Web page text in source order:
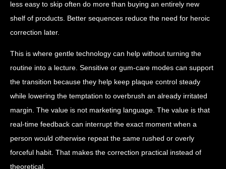
less easy to skip often do more than buying an entirely new
shelf of products. Better sequences reduce the need for heroic
correction later.
This is where gentle technology can help without turning the
routine into a lecture. Sensitive or gum-care modes can support
the transition because they help keep plaque control steady
while lowering the temptation to overbrush an already irritated
margin. The value is not marketing language. The value is that
real-time feedback can interrupt the exact moment when a
person would otherwise repeat the same rushed or overly
forceful habit. That makes the correction practical instead of
theoretical.